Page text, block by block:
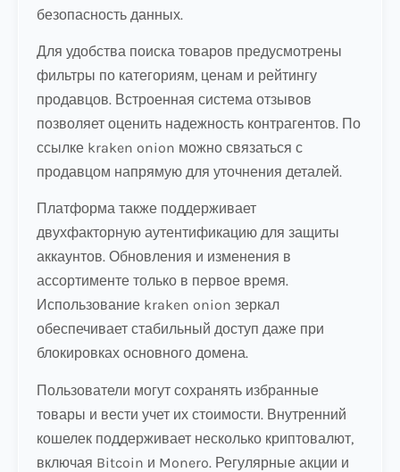
безопасность данных.
Для удобства поиска товаров предусмотрены
фильтры по категориям, ценам и рейтингу
продавцов. Встроенная система отзывов
позволяет оценить надежность контрагентов. По
ссылке kraken onion можно связаться с
продавцом напрямую для уточнения деталей.
Платформа также поддерживает
двухфакторную аутентификацию для защиты
аккаунтов. Обновления и изменения в
ассортименте только в первое время.
Использование kraken onion зеркал
обеспечивает стабильный доступ даже при
блокировках основного домена.
Пользователи могут сохранять избранные
товары и вести учет их стоимости. Внутренний
кошелек поддерживает несколько криптовалют,
включая Bitcoin и Monero. Регулярные акции и